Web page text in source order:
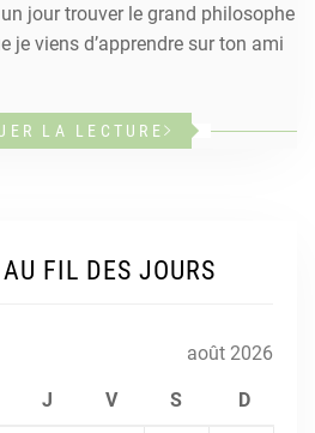
jour trouver le grand philosophe
je viens d’apprendre sur ton ami
LA LECTURE
FIL DES JOURS
août 2026
J V S D